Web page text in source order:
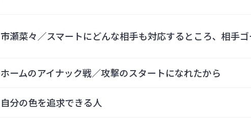
市瀬菜々／スマートにどんな相手も対応するところ、相手
ホームのアイナック戦／攻撃のスタートになれたから
自分の色を追求できる人